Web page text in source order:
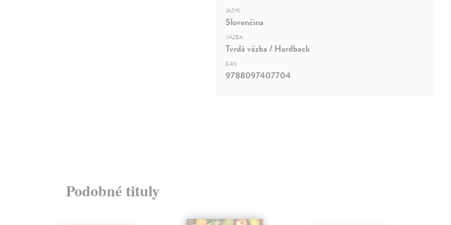
JAZYK
Slovenčina
VÄZBA
Tvrdá väzba / Hardback
EAN
9788097407704
Podobné tituly